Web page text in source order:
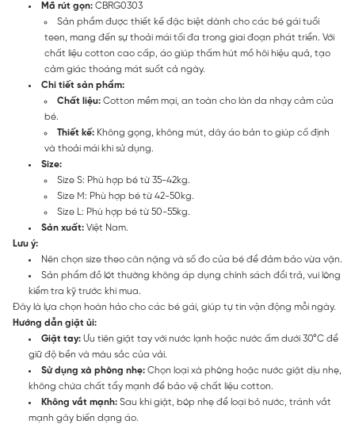
Mã rút gọn: CBRG0303
Sản phẩm được thiết kế đặc biệt dành cho các bé gái tuổi
teen, mang đến sự thoải mái tối đa trong giai đoạn phát triển. Với
chất liệu cotton cao cấp, áo giúp thấm hút mồ hôi hiệu quả, tạo
cảm giác thoáng mát suốt cả ngày.
Chi tiết sản phẩm:
Chất liệu: Cotton mềm mại, an toàn cho làn da nhạy cảm của
bé.
Thiết kế: Không gọng, không mút, dây áo bản to giúp cố định
và thoải mái khi sử dụng.
Size:
Size S: Phù hợp bé từ 35-42kg.
Size M: Phù hợp bé từ 42-50kg.
Size L: Phù hợp bé từ 50-55kg.
Sản xuất: Việt Nam.
Lưu ý:
Nên chọn size theo cân nặng và số đo của bé để đảm bảo vừa vặn.
Sản phẩm đồ lót thường không áp dụng chính sách đổi trả, vui lòng
kiểm tra kỹ trước khi mua.
Đây là lựa chọn hoàn hảo cho các bé gái, giúp tự tin vận động mỗi ngày.
Hướng dẫn giặt ủi:
Giặt tay: Ưu tiên giặt tay với nước lạnh hoặc nước ấm dưới 30°C để
giữ độ bền và màu sắc của vải.
Sử dụng xà phòng nhẹ: Chọn loại xà phòng hoặc nước giặt dịu nhẹ,
không chứa chất tẩy mạnh để bảo vệ chất liệu cotton.
Không vắt mạnh: Sau khi giặt, bóp nhẹ để loại bỏ nước, tránh vắt
mạnh gây biến dạng áo.